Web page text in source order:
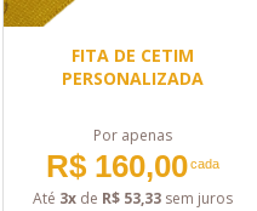
FITA DE CETIM
PERSONALIZADA
Por apenas
R$ 160,00cada
Até 3xde R$ 53,33sem juros